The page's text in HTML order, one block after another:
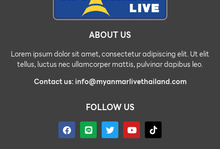
ABOUT US
Lorem ipsum dolor sit amet, consectetur adipiscing elit. Ut elit
tellus, luctus nec ullamcorper mattis, pulvinar dapibus leo.
Contact us: info@myanmarlivethailand.com
FOLLOW US